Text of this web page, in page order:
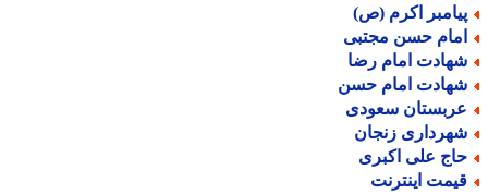
اکرم (ص)
حسن مجتبی
امام رضا
امام حسن
سعودی
زنجان
علی اکبری
اینترنت